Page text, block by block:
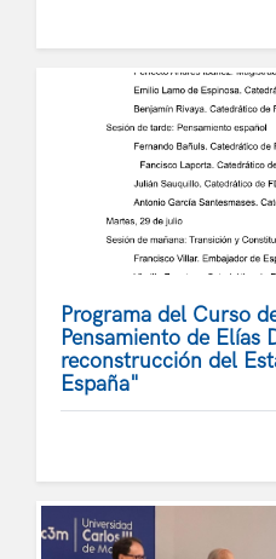
Programa del Curso
Pensamiento de Elías
reconstrucción del
España"